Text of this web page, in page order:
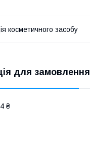
косметичного засобу
для замовлення
₴